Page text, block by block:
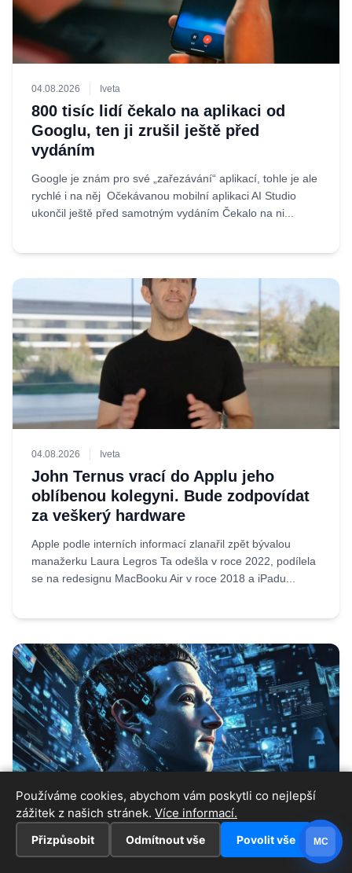
04.08.2026 Iveta
800 tisíc lidí čekalo na aplikaci od
Googlu, ten ji zrušil ještě před
vydáním
Google je znám pro své „zařezávání“ aplikací, tohle je ale
rychlé i na něj Očekávanou mobilní aplikaci AI Studio
ukončil ještě před samotným vydáním Čekalo na ni...
04.08.2026 Iveta
John Ternus vrací do Applu jeho
oblíbenou kolegyni. Bude zodpovídat
za veškerý hardware
Apple podle interních informací zlanařil zpět bývalou
manažerku Laura Legros Ta odešla v roce 2022, podílela
se na redesignu MacBooku Air v roce 2018 a iPadu...
04.08.2026 Iveta
Osobní AI agent pro každého do pěti
let? Zuckerberg předpovídá
Používáme cookies, abychom vám poskytli co nejlepší
zážitek z našich stránek. Více informací.
Přizpůsobit Odmítnout vše Povolit vše MC